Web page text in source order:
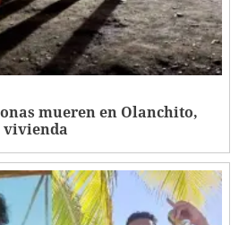
mueren en Olanchito,
vivienda